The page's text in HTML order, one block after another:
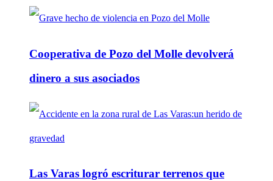
Cooperativa de Pozo del Molle devolverá
dinero a sus asociados
Las Varas logró escriturar terrenos que